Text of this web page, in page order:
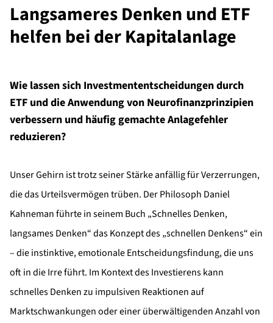
Langsameres Denken und ETF
helfen bei der Kapitalanlage
Wie lassen sich Investmententscheidungen durch
ETF und die Anwendung von Neurofinanzprinzipien
verbessern und häufig gemachte Anlagefehler
reduzieren?
Unser Gehirn ist trotz seiner Stärke anfällig für Verzerrungen,
die das Urteilsvermögen trüben. Der Philosoph Daniel
Kahneman führte in seinem Buch „Schnelles Denken,
langsames Denken“ das Konzept des „schnellen Denkens“ ein
– die instinktive, emotionale Entscheidungsfindung, die uns
oft in die Irre führt. Im Kontext des Investierens kann
schnelles Denken zu impulsiven Reaktionen auf
Marktschwankungen oder einer überwältigenden Anzahl von